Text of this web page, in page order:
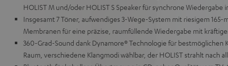
HOLIST M und/oder HOLIST S Speaker für synchrone Wiedergabe
Insgesamt 7 Töner, aufwendiges 3-Wege-System mit riesigem 165-
Membranen für eine präzise, raumfüllende Wiedergabe mit
360-Grad-Sound dank Dynamore® Technologie für bestmöglichen
Raum, verschiedene Klangmodi wählbar, der HOLIST strahlt nach